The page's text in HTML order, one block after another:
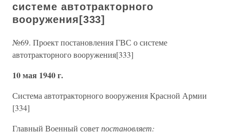
системе автотракторного
вооружения[333]
№69. Проект постановления ГВС о системе
автотракторного вооружения[333]
10 мая 1940 г.
Система автотракторного вооружения Красной Армии
[334]
Главный Военный советпостановляет: